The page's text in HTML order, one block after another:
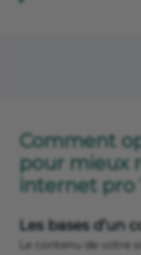
Comment
pour mieux
internet pro
Les bases d’un
Le contenu de votre